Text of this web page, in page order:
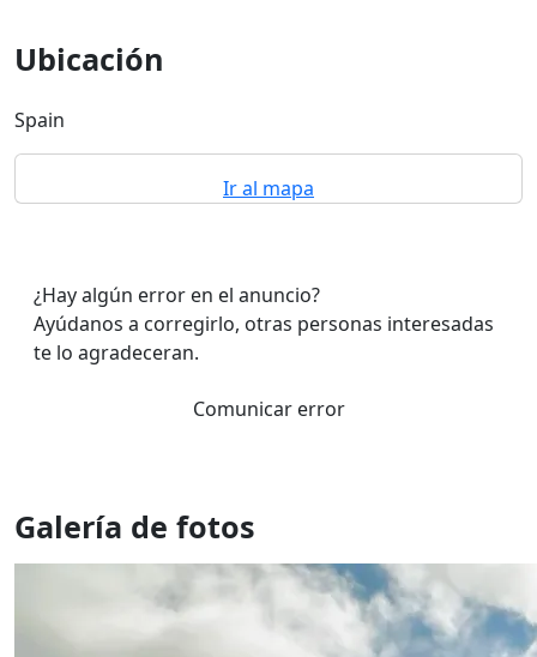
Ubicación
Spain
Ir al mapa
¿Hay algún error en el anuncio?
Ayúdanos a corregirlo, otras personas interesadas
te lo agradeceran.
Comunicar error
Galería de fotos